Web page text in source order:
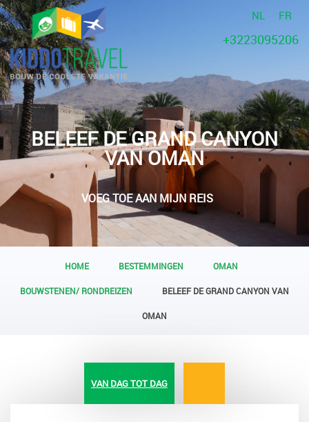
NL FR
+3223095206
BELEEF DE GRAND CANYON
VAN OMAN
VOEG TOE AAN MIJN REIS
HOME BESTEMMINGEN OMAN
BOUWSTENEN/ RONDREIZEN BELEEF DE GRAND CANYON VAN
OMAN
VAN DAG TOT DAG